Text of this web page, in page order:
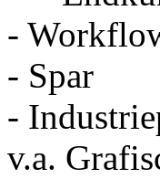
-
- Spar
-
v.a.